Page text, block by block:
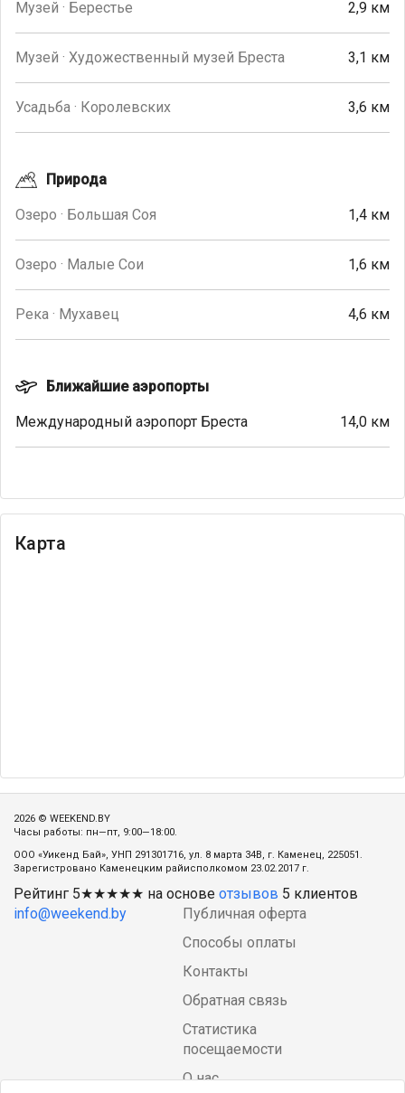
Музей · Берестье 2,9 км
Музей · Художественный музей Бреста 3,1 км
Усадьба · Королевских 3,6 км
Природа
Озеро · Большая Соя 1,4 км
Озеро · Малые Сои 1,6 км
Река · Мухавец 4,6 км
Ближайшие аэропорты
Международный аэропорт Бреста 14,0 км
Карта
2026 © WEEKEND.BY
Часы работы: пн—пт, 9:00—18:00.
ООО «Уикенд Бай», УНП 291301716, ул. 8 марта 34В, г. Каменец, 225051.
Зарегистровано Каменецким райисполкомом 23.02.2017 г.
Рейтинг 5★★★★★ на основе отзывов 5 клиентов
info@weekend.by
Публичная оферта
Способы оплаты
Контакты
Обратная связь
Статистика
посещаемости
О нас